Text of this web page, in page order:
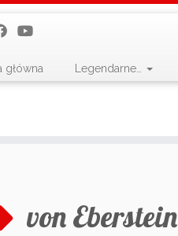
główna Legendarne…
von Eberstein